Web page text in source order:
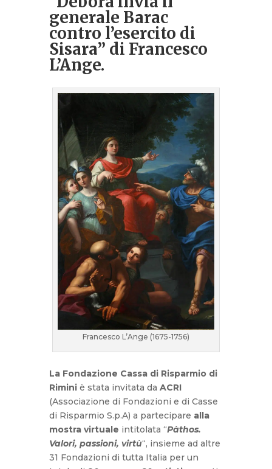
generale Barac
contro l’esercito di
Sisara” di Francesco
L’Ange.
Francesco L’Ange (1675-1756)
La Fondazione Cassa di Risparmio di
Rimini è stata invitata da ACRI
(Associazione di Fondazioni e di Casse
di Risparmio S.p.A) a partecipare alla
mostra virtuale intitolata “Pàthos.
Valori, passioni, virtù“, insieme ad altre
31 Fondazioni di tutta Italia per un